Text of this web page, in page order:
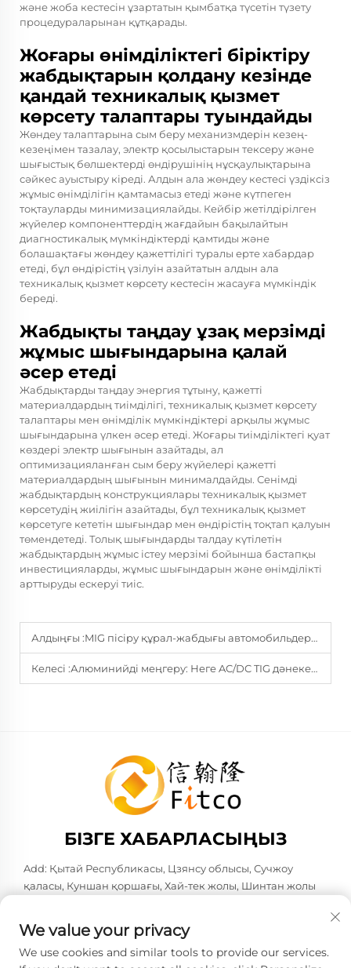
және жоба кестесін ұзартатын қымбатқа түсетін түзету
процедураларынан құтқарады.
Жоғары өнімділіктегі біріктіру
жабдықтарын қолдану кезінде
қандай техникалық қызмет
көрсету талаптары туындайды
Жөндеу талаптарына сым беру механизмдерін кезең-
кезеңімен тазалау, электр қосылыстарын тексеру және
шығыстық бөлшектерді өндірушінің нұсқаулықтарына
сәйкес ауыстыру кіреді. Алдын ала жөндеу кестесі үздіксіз
жұмыс өнімділігін қамтамасыз етеді және күтпеген
тоқтауларды минимизациялайды. Кейбір жетілдірілген
жүйелер компоненттердің жағдайын бақылайтын
диагностикалық мүмкіндіктерді қамтиды және
болашақтағы жөндеу қажеттілігі туралы ерте хабардар
етеді, бұл өндірістің үзілуін азайтатын алдын ала
техникалық қызмет көрсету кестесін жасауға мүмкіндік
береді.
Жабдықты таңдау ұзақ мерзімді
жұмыс шығындарына қалай
әсер етеді
Жабдықтарды таңдау энергия тұтыну, қажетті
материалдардың тиімділігі, техникалық қызмет көрсету
талаптары мен өнімділік мүмкіндіктері арқылы жұмыс
шығындарына үлкен әсер етеді. Жоғары тиімділіктегі қуат
көздері электр шығынын азайтады, ал
оптимизацияланған сым беру жүйелері қажетті
материалдардың шығынын минималдайды. Сенімді
жабдықтардың конструкциялары техникалық қызмет
көрсетудің жиілігін азайтады, бұл техникалық қызмет
көрсетуге кететін шығындар мен өндірістің тоқтап қалуын
төмендетеді. Толық шығындарды талдау күтілетін
жабдықтардың жұмыс істеу мерзімі бойынша бастапқы
инвестицияларды, жұмыс шығындарын және өнімділікті
арттыруды ескеруі тиіс.
Алдыңғы :MIG пісіру құрал-жабдығы автомобильдерді жөндеуде дәлдікті арттыра алама?
Келесі :Алюминийді меңгеру: Неге AC/DC TIG дәнекерлеу құрылғысы міндетті талап болып табылады
БІЗГЕ ХАБАРЛАСЫҢЫЗ
Add: Қытай Республикасы, Цзянсу облысы, Сучжоу
қаласы, Куншан қоршағы, Хай-тек жолы, Шинтан жолы
Тел:+86-137 6186 0079
Электрондық пошта:[email protected]
We value your privacy
We use cookies and similar tools to provide our services.